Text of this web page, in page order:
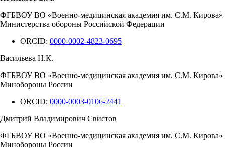
ФГБВОУ ВО «Военно-медицинская академия им. С.М. Кирова»
Министерства обороны Российской Федерации
ORCID: 0000-0002-4823-0695
Васильева Н.К.
ФГБВОУ ВО «Военно-медицинская академия им. С.М. Кирова»
Минобороны России
ORCID: 0000-0003-0106-2441
Дмитрий Владимирович Свистов
ФГБВОУ ВО «Военно-медицинская академия им. С.М. Кирова»
Минобороны России